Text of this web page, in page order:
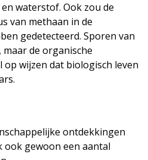
waterstof. Ook zou de
van methaan in de
gedetecteerd. Sporen van
de organische
wijzen dat biologisch leven
ontdekkingen
gewoon een aantal